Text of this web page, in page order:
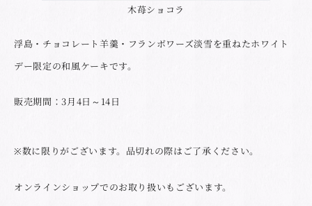
木苺ショコラ
浮島・チョコレート羊羹・フランボワーズ淡雪を重ねたホワイト
デー限定の和風ケーキです。
販売期間：3月4日～14日
※数に限りがございます。品切れの際はご了承ください。
オンラインショップでのお取り扱いもございます。